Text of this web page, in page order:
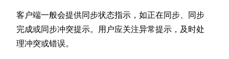
客户端一般会提供同步状态指示，如正在同步、同步
完成或同步冲突提示。用户应关注异常提示，及时处
理冲突或错误。